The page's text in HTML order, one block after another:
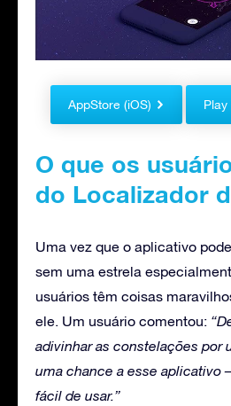
AppStore (iOS) Play
O que os
do Localizador
Uma vez que o aplicativo
sem uma estrela
usuários têm coisas
ele. Um usuário comentou:
adivinhar as constelações por
uma chance a esse aplicativo
fácil de usar.”